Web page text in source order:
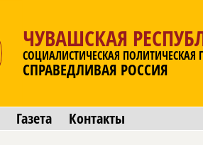
ЧУВАШСКАЯ
СОЦИАЛИСТИЧЕСКАЯ ПОЛИТИЧЕСКАЯ
СПРАВЕДЛИВАЯ РОССИЯ
Газета Контакты